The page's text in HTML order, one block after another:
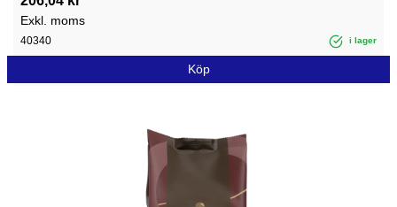
Exkl. moms
40340 i lager
Köp